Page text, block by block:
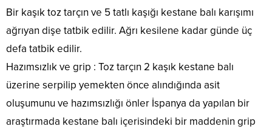
Bir kaşık toz tarçın ve 5 tatlı kaşığı kestane balı karışımı
ağrıyan dişe tatbik edilir. Ağrı kesilene kadar günde üç
defa tatbik edilir.
Hazımsızlık ve grip : Toz tarçın 2 kaşık kestane balı
üzerine serpilip yemekten önce alındığında asit
oluşumunu ve hazımsızlığı önler İspanya da yapılan bir
araştırmada kestane balı içerisindeki bir maddenin grip